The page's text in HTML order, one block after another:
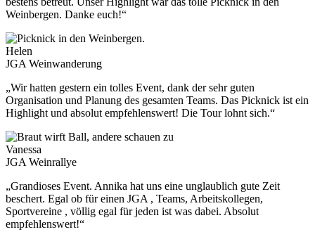
Weinbergen. Danke euch!“
Helen
JGA Weinwanderung
„Wir hatten gestern ein tolles Event, dank der sehr guten
Organisation und Planung des gesamten Teams. Das Picknick ist ein
Highlight und absolut empfehlenswert! Die Tour lohnt sich.“
Vanessa
JGA Weinrallye
„Grandioses Event. Annika hat uns eine unglaublich gute Zeit
beschert. Egal ob für einen JGA , Teams, Arbeitskollegen,
Sportvereine , völlig egal für jeden ist was dabei. Absolut
empfehlenswert!“